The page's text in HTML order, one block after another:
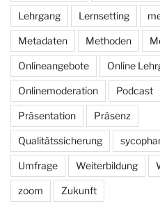
Lehrgang Lernsetting
Metadaten Methoden
Onlineangebote Online
Onlinemoderation Podcast
Präsentation Präsenz
Qualitätssicherung
Umfrage Weiterbildung
zoom Zukunft